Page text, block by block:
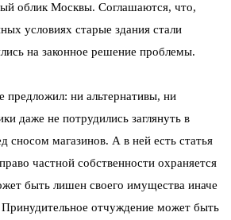
облик Москвы. Соглашаются, что,
условиях старые здания стали
на законное решение проблемы.
предложил: ни альтернативы, ни
даже не потрудились заглянуть в
сносом магазинов. А в ней есть статья
частной собственности охраняется
быть лишен своего имущества иначе
отчуждение может быть